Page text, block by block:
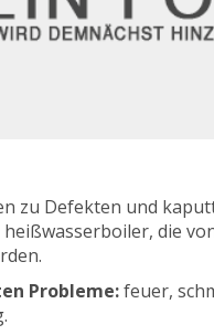
zu Defekten und
die
Probleme:feuer,